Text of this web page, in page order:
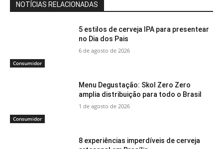
NOTÍCIAS RELACIONADAS
Consumidor
5 estilos de cerveja IPA para presentear
no Dia dos Pais
6 de agosto de 2026
Consumidor
Menu Degustação: Skol Zero Zero
amplia distribuição para todo o Brasil
1 de agosto de 2026
8 experiências imperdíveis de cerveja